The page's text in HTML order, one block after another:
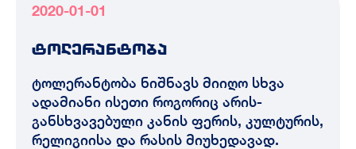
2020-01-01
ტოლერანტობა
ტოლერანტობა ნიშნავს მიიღო სხვა
ადამიანი ისეთი როგორიც არის-
განსხვავებული კანის ფერის, კულტურის,
რელიგიისა და რასის მიუხედავად.